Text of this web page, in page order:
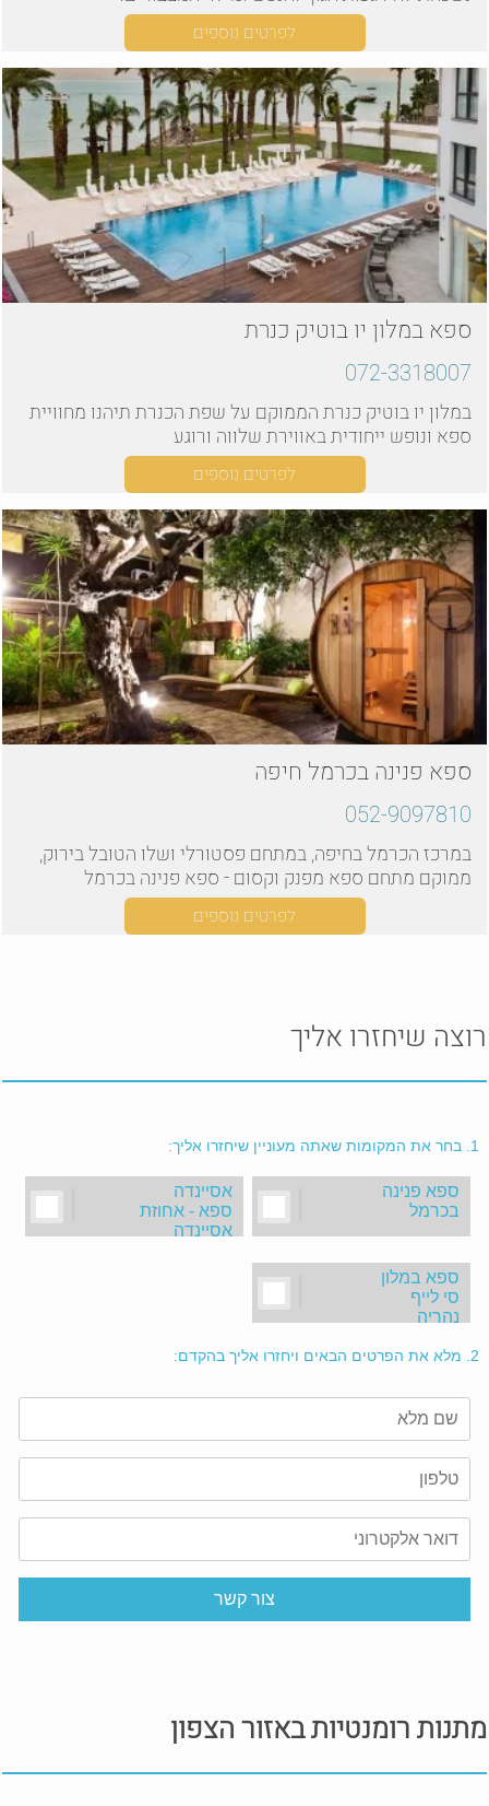
לפרטים נוספים
ספא במלון יו בוטיק כנרת
072-3318007
במלון יו בוטיק כנרת הממוקם על שפת הכנרת תיהנו מחוויית
ספא ונופש ייחודית באווירת שלווה ורוגע
לפרטים נוספים
ספא פנינה בכרמל חיפה
052-9097810
במרכז הכרמל בחיפה, במתחם פסטורלי ושלו הטובל בירוק,
ממוקם מתחם ספא מפנק וקסום - ספא פנינה בכרמל
לפרטים נוספים
רוצה שיחזרו אליך
1. בחר את המקומות שאתה מעוניין שיחזרו אליך:
ספא פנינה
בכרמל
אסיינדה
ספא - אחוזת
אסיינדה
ספא במלון
סי לייף
נהריה
2. מלא את הפרטים הבאים ויחזרו אליך בהקדם:
מתנות רומנטיות באזור הצפון